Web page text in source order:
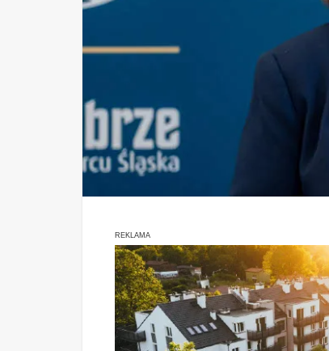
REKLAMA